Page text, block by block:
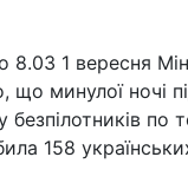
8.03 1 вересня
що минулої ночі
по
158